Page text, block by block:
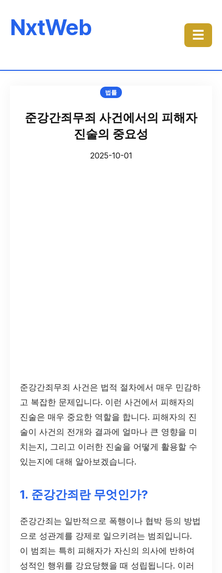
NxtWeb ☰
법률
준강간죄무죄 사건에서의 피해자
진술의 중요성
2025-10-01
준강간죄무죄 사건은 법적 절차에서 매우 민감하
고 복잡한 문제입니다. 이런 사건에서 피해자의
진술은 매우 중요한 역할을 합니다. 피해자의 진
술이 사건의 전개와 결과에 얼마나 큰 영향을 미
치는지, 그리고 이러한 진술을 어떻게 활용할 수
있는지에 대해 알아보겠습니다.
1. 준강간죄란 무엇인가?
준강간죄는 일반적으로 폭행이나 협박 등의 방법
으로 성관계를 강제로 일으키려는 범죄입니다.
이 범죄는 특히 피해자가 자신의 의사에 반하여
성적인 행위를 강요당했을 때 성립됩니다. 이러